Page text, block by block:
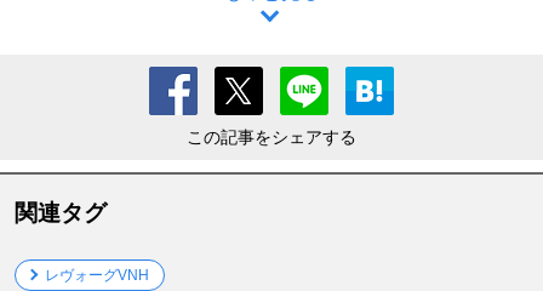
この記事をシェアする
関連タグ
レヴォーグVNH